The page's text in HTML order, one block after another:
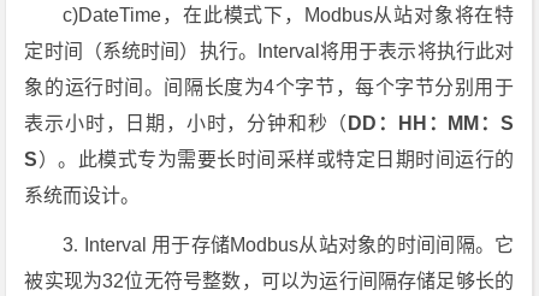
c)DateTime，在此模式下，Modbus从站对象将在特
定时间（系统时间）执行。Interval将用于表示将执行此对
象的运行时间。间隔长度为4个字节，每个字节分别用于
表示小时，日期，小时，分钟和秒（ DD：HH：MM：S
S）。此模式专为需要长时间采样或特定日期时间运行的
系统而设计。
3 Interval 用于存储Modbus从站对象的时间间隔。它
被实现为32位无符号整数，可以为运行间隔存储足够长的